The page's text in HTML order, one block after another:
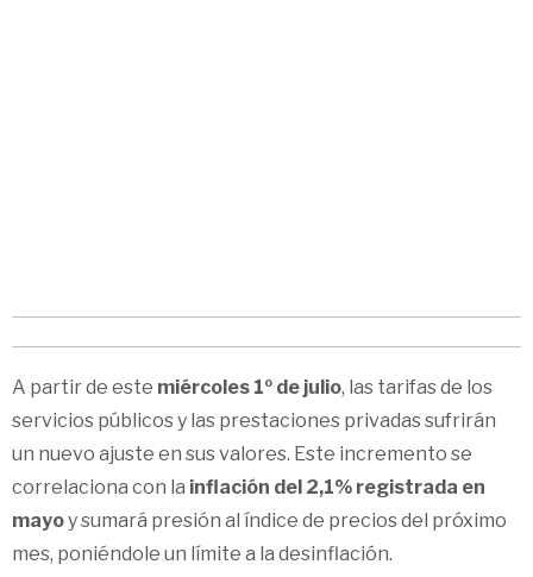
A partir de este miércoles 1º de julio, las tarifas de los
servicios públicos y las prestaciones privadas sufrirán
un nuevo ajuste en sus valores. Este incremento se
correlaciona con la inflación del 2,1% registrada en
mayoy sumará presión al índice de precios del próximo
mes, poniéndole un límite a la desinflación.